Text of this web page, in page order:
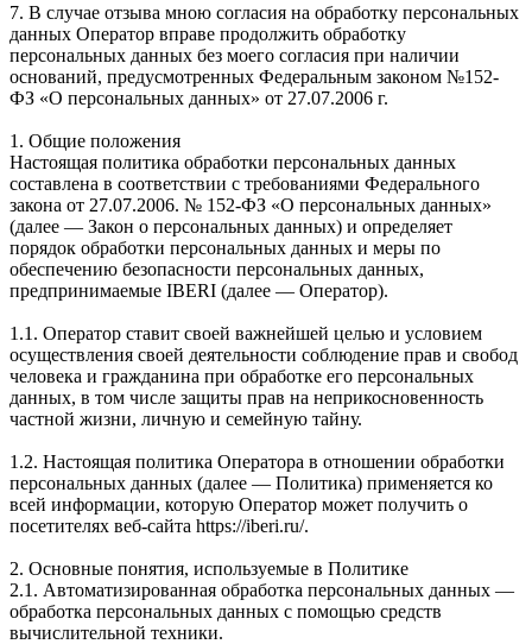
7. В случае отзыва мною согласия на обработку персональных
данных Оператор вправе продолжить обработку
персональных данных без моего согласия при наличии
оснований, предусмотренных Федеральным законом №152-
ФЗ «О персональных данных» от 27.07.2006 г.
1. Общие положения
Настоящая политика обработки персональных данных
составлена в соответствии с требованиями Федерального
закона от 27.07.2006. № 152-ФЗ «О персональных данных»
(далее — Закон о персональных данных) и определяет
порядок обработки персональных данных и меры по
обеспечению безопасности персональных данных,
предпринимаемые IBERI (далее — Оператор).
1.1. Оператор ставит своей важнейшей целью и условием
осуществления своей деятельности соблюдение прав и свобод
человека и гражданина при обработке его персональных
данных, в том числе защиты прав на неприкосновенность
частной жизни, личную и семейную тайну.
1.2. Настоящая политика Оператора в отношении обработки
персональных данных (далее — Политика) применяется ко
всей информации, которую Оператор может получить о
посетителях веб-сайта https://iberi.ru/.
2. Основные понятия, используемые в Политике
2.1. Автоматизированная обработка персональных данных —
обработка персональных данных с помощью средств
вычислительной техники.